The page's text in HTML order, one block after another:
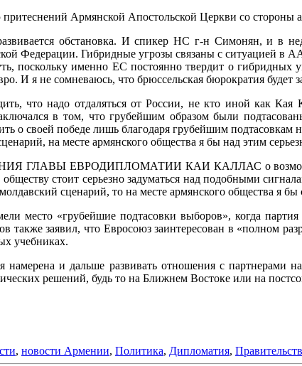
Армянской Апостольской Церкви со стороны
обстановка. И спикер НС г-н Симонян, и в
Федерации. Гибридные угрозы связаны с ситуацией в
поскольку именно ЕС постоянно твердит о гибридных
И я не сомневаюсь, что брюссельская бюрократия будет
что надо отдаляться от России, не кто иной как Кая
в том, что грубейшим образом были
о своей победе лишь благодаря грубейшим
на месте армянского общества я бы над этим
ЕВРОДИПЛОМАТИИ КАИ КАЛЛАС о возможном
стоит серьезно задуматься над подобными
сценарий, то на месте армянского общества я бы
место «грубейшие подтасовки выборов», когда
также заявил, что Евросоюз заинтересован в «полном
учебниках.
и дальше развивать отношения с партнерами
решений, будь то на Ближнем Востоке или на
, новости Армении, Политика, Дипломатия,